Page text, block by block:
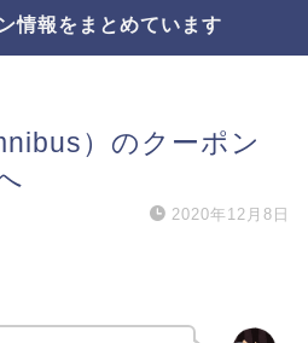
情報をまとめています
）のクーポン
2020年12月8日